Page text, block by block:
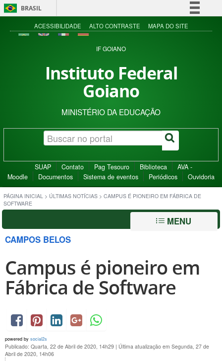
BRASIL
Simplifique!
Acesso à informação
ACESSIBILIDADE ALTO CONTRASTE MAPA DO SITE
IF GOIANO
Instituto Federal
Goiano
MINISTÉRIO DA EDUCAÇÃO
SUAP Contato Pag Tesouro Biblioteca
AVA -
Moodle
Documentos Sistema de eventos Periódicos Ouvidoria
PÁGINA INICIAL > ÚLTIMAS NOTÍCIAS > CAMPUS É PIONEIRO EM FÁBRICA DE
SOFTWARE
MENU
CAMPOS BELOS
Campus é pioneiro em
Fábrica de Software
powered by social2s
Publicado: Quarta, 22 de Abril de 2020, 14h29 | Última atualização em Segunda, 27 de
Abril de 2020, 14h06